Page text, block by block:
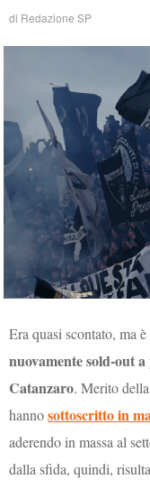
di Redazione SP
Era quasi scontato, ma
nuovamente sold-out
Catanzaro. Merito
hannosottoscritto in
aderendo in massa al
dalla sfida, quindi,